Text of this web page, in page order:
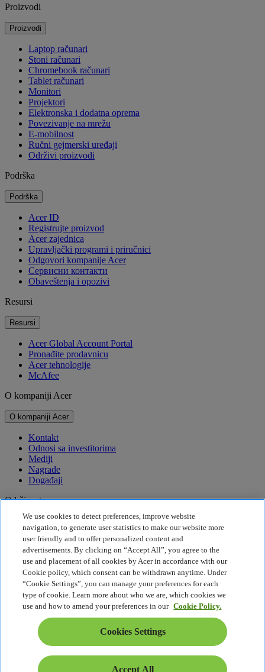
Proizvodi
Proizvodi
Laptop računari
Stoni računari
Chromebook računari
Tablet računari
Monitori
Projektori
Elektronska i dodatna oprema
Povezivanje na mrežu
E-mobilnost
Ručni gejmerski uređaji
Održivi proizvodi
Podrška
Podrška
Acer ID
Registrujte proizvod
Acer zajednica
Upravljački programi i priručnici
Odgovori kompanije Acer
Cервисни контакти
Obaveštenja i opozivi
Resursi
Resursi
Acer Global Account Portal
Pronađite prodavnicu
Acer tehnologije
McAfee
O kompaniji Acer
O kompaniji Acer
Kontakt
Odnosi sa investitorima
Mediji
Nagrade
Događaji
Održivost
Održivost
Korporativna društvena odgovornost
Emisija štetnih gasova za proizvod
Project Humanity
Earthion
Pravila o privatnosti
Pravilnik o kolačićima
Pravno obaveštenje
Dodatne pravne informacije
Politika o jednostavnom pristupu
Cookies Settings
Srbija - Srpski
We use cookies to detect preferences, improve website
navigation, to generate user statistics to make our website more
user friendly and to offer personalized content and
advertisements. By clicking on “Accept All”, you agree to the
use and placement of all cookies by Acer in accordance with our
Cookie policy, which consent can be withdrawn anytime. Under
“Cookie Settings”, you can manage your preferences for each
type of cookie. Learn more about who we are, which cookies we
use and how to amend your preferences in our Cookie Policy.
Cookies Settings
Accept All